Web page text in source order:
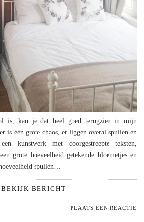
is, kan je dat heel goed terugzien in mijn
is één grote chaos, er liggen overal spullen en
kunstwerk met doorgestreepte teksten,
grote hoeveelheid getekende bloemetjes en
spullen…
BEKIJK BERICHT
PLAATS EEN REACTIE